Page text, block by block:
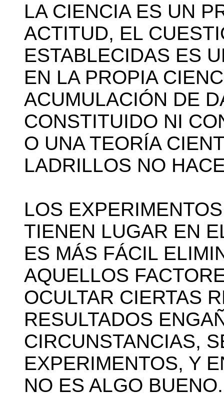
LA CIENCIA ES UN
ACTITUD, EL
ESTABLECIDAS ES
EN LA PROPIA
ACUMULACIÓN DE
CONSTITUIDO NI
O UNA TEORÍA
LADRILLOS NO
LOS
TIENEN LUGAR EN
ES MÁS FÁCIL
AQUELLOS
OCULTAR CIERTAS
RESULTADOS
CIRCUNSTANCIAS,
EXPERIMENTOS, Y
NO ES ALGO